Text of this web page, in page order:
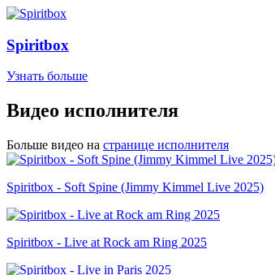
Spiritbox
Узнать больше
Видео исполнителя
Больше видео на странице исполнителя
Spiritbox - Soft Spine (Jimmy Kimmel Live 2025)
Spiritbox - Live at Rock am Ring 2025